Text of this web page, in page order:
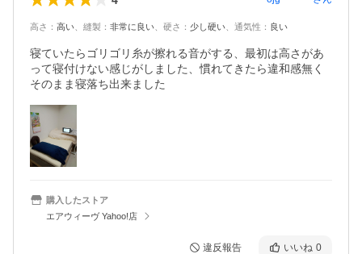
高さ ： 高い 縫製 ： 非常に良い 硬さ ： 少し硬い 通気性 ： 良い
寝ていたらゴリゴリ糸が擦れる音がする、最初は高さがあ
って寝付けない感じがしました、慣れてきたら違和感無く
そのまま寝落ち出来ました
購入したストア
エアウィーヴ Yahoo!店
違反報告 いいね 0